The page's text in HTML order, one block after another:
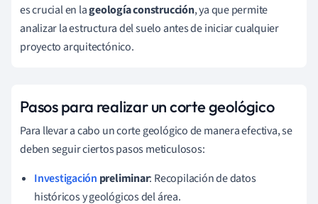
es crucial en lageología construcción, ya que permite
analizar la estructura del suelo antes de iniciar cualquier
proyecto arquitectónico.
Pasos para realizar un corte geológico
Para llevar a cabo un corte geológico de manera efectiva, se
deben seguir ciertos pasos meticulosos:
Investigación preliminar: Recopilación de datos
históricos y geológicos del área.